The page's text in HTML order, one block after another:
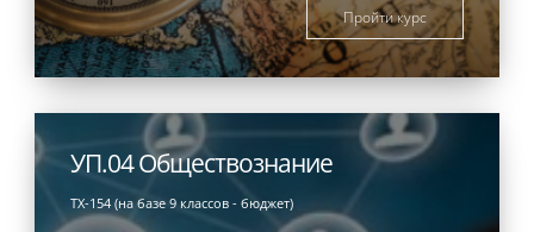
Пройти курс
УП.04 Обществознание
ТХ-154 (на базе 9 классов - бюджет)